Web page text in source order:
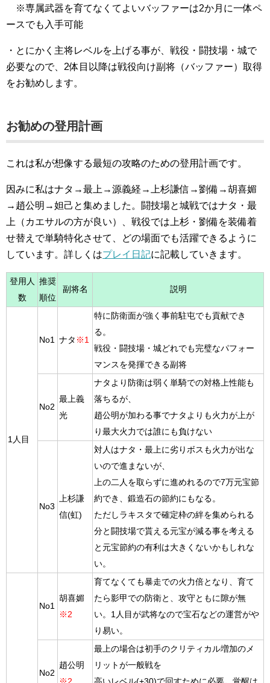
※専属武器を育てなくてよいバッファーは2か月に一体ペ
ースでも入手可能
・とにかく主将レベルを上げる事が、戦役・闘技場・城で
必要なので、2体目以降は戦役向け副将（バッファー）取得
をお勧めします。
お勧めの登用計画
これは私が想像する最短の攻略のための登用計画です。
因みに私はナタ→最上→源義経→上杉謙信→劉備→胡喜媚
→趙公明→妲己と集めました。闘技場と城戦ではナタ・最
上（カエサルの方が良い）、戦役では上杉・劉備を装備着
せ替えで単騎特化させて、どの場面でも活躍できるように
しています。詳しくはプレイ日記に記載していきます。
登用人
数
推奨
順位
副将名 説明
1人目
No1 ナタ ※1
特に防衛面が強く事前駐屯でも貢献でき
る。
戦役・闘技場・城どれでも完璧なパフォー
マンスを発揮できる副将
No2
最上義
光
ナタより防衛は弱く単騎での対格上性能も
落ちるが、
趙公明が加わる事でナタよりも火力が上が
り最大火力では誰にも負けない
No3
上杉謙
信(虹)
対人はナタ・最上に劣りボスも火力が出な
いので進まないが、
上の二人を取らずに進めれるので7万元宝節
約でき、鍛造石の節約にもなる。
ただしラキスタで確定枠の絆を集められる
分と闘技場で貰える元宝が減る事を考える
と元宝節約の有利は大きくないかもしれな
い。
No1
胡喜媚
※2
育てなくても暴走での火力倍となり、育て
たら影甲での防衛と、攻守ともに隙が無
い。1人目が武将なので宝石などの運営がや
り易い。
No2
趙公明
最上の場合は初手のクリティカル増加のメ
リットが一般戦を